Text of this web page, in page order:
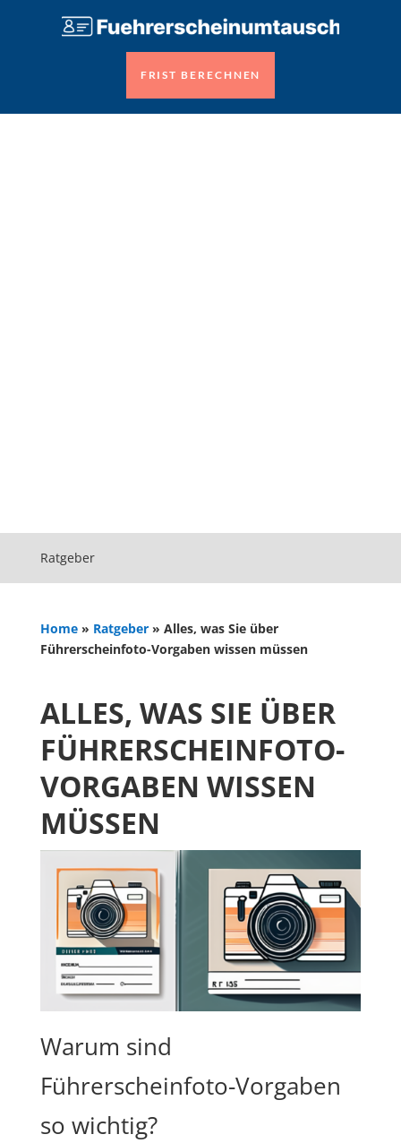
FRIST BERECHNEN
Ratgeber
Home» Ratgeber» Alles, was Sie über
Führerscheinfoto-Vorgaben wissen müssen
ALLES, WAS SIE ÜBER
FÜHRERSCHEINFOTO-
VORGABEN WISSEN
MÜSSEN
Warum sind
Führerscheinfoto-Vorgaben
so wichtig?